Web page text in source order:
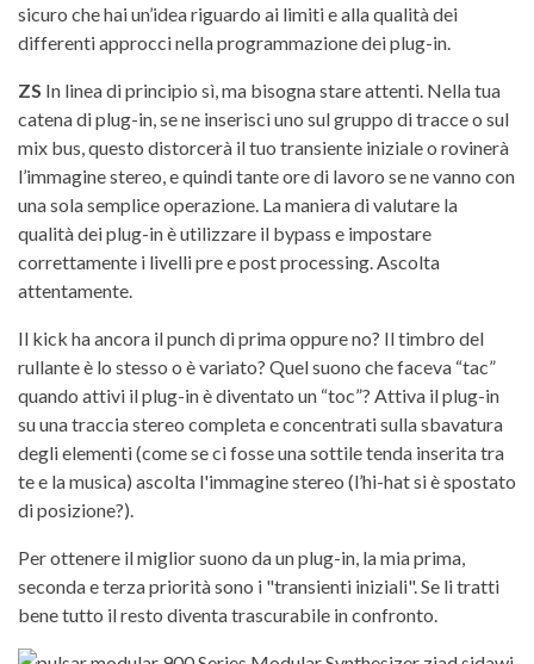
sicuro che hai un’idea riguardo ai limiti e alla qualità dei
differenti approcci nella programmazione dei plug-in.
ZS In linea di principio sì, ma bisogna stare attenti. Nella tua
catena di plug-in, se ne inserisci uno sul gruppo di tracce o sul
mix bus, questo distorcerà il tuo transiente iniziale o rovinerà
l’immagine stereo, e quindi tante ore di lavoro se ne vanno con
una sola semplice operazione. La maniera di valutare la
qualità dei plug-in è utilizzare il bypass e impostare
correttamente i livelli pre e post processing. Ascolta
attentamente.
Il kick ha ancora il punch di prima oppure no? Il timbro del
rullante è lo stesso o è variato? Quel suono che faceva “tac”
quando attivi il plug-in è diventato un “toc”? Attiva il plug-in
su una traccia stereo completa e concentrati sulla sbavatura
degli elementi (come se ci fosse una sottile tenda inserita tra
te e la musica) ascolta l'immagine stereo (l’hi-hat si è spostato
di posizione?).
Per ottenere il miglior suono da un plug-in, la mia prima,
seconda e terza priorità sono i "transienti iniziali". Se li tratti
bene tutto il resto diventa trascurabile in confronto.